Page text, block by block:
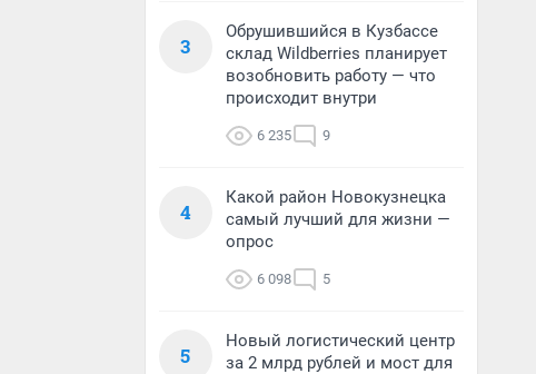
3
Обрушившийся в Кузбассе
склад Wildberries планирует
возобновить работу — что
происходит внутри
6 235 9
4
Какой район Новокузнецка
самый лучший для жизни —
опрос
6 098 5
5
Новый логистический центр
за 2 млрд рублей и мост для